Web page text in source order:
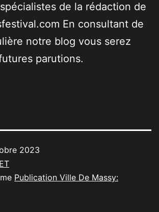
de la rédaction de
En consultant de
notre blog vous serez
parutions.
2023
Publication Ville De Massy: